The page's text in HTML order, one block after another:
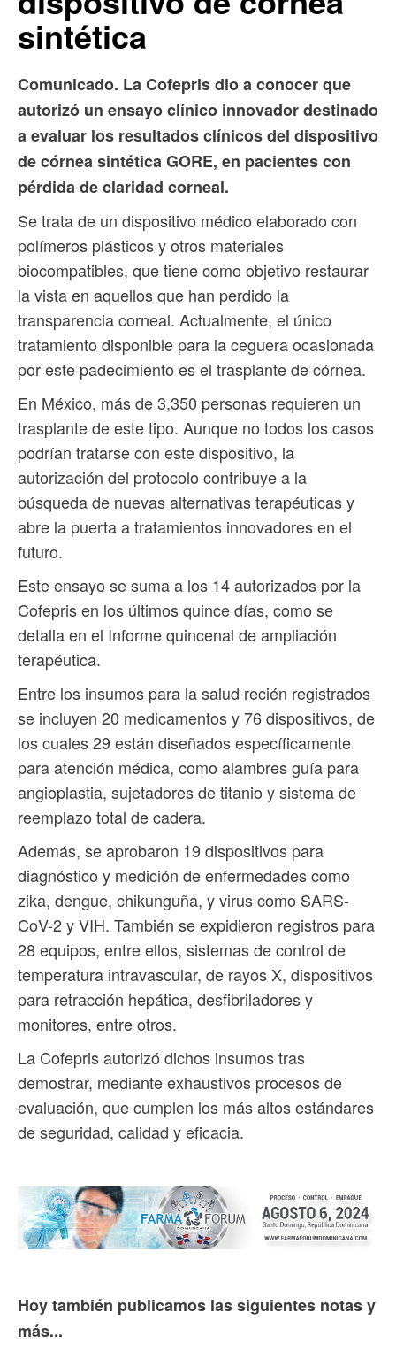
sintética
Comunicado. La Cofepris dio a conocer que
autorizó un ensayo clínico innovador destinado
a evaluar los resultados clínicos del dispositivo
de córnea sintética GORE, en pacientes con
pérdida de claridad corneal.
Se trata de un dispositivo médico elaborado con
polímeros plásticos y otros materiales
biocompatibles, que tiene como objetivo restaurar
la vista en aquellos que han perdido la
transparencia corneal. Actualmente, el único
tratamiento disponible para la ceguera ocasionada
por este padecimiento es el trasplante de córnea.
En México, más de 3,350 personas requieren un
trasplante de este tipo. Aunque no todos los casos
podrían tratarse con este dispositivo, la
autorización del protocolo contribuye a la
búsqueda de nuevas alternativas terapéuticas y
abre la puerta a tratamientos innovadores en el
futuro.
Este ensayo se suma a los 14 autorizados por la
Cofepris en los últimos quince días, como se
detalla en el Informe quincenal de ampliación
terapéutica.
Entre los insumos para la salud recién registrados
se incluyen 20 medicamentos y 76 dispositivos, de
los cuales 29 están diseñados específicamente
para atención médica, como alambres guía para
angioplastia, sujetadores de titanio y sistema de
reemplazo total de cadera.
Además, se aprobaron 19 dispositivos para
diagnóstico y medición de enfermedades como
zika, dengue, chikunguña, y virus como SARS-
CoV-2 y VIH. También se expidieron registros para
28 equipos, entre ellos, sistemas de control de
temperatura intravascular, de rayos X, dispositivos
para retracción hepática, desfibriladores y
monitores, entre otros.
La Cofepris autorizó dichos insumos tras
demostrar, mediante exhaustivos procesos de
evaluación, que cumplen los más altos estándares
de seguridad, calidad y eficacia.
Hoy también publicamos las siguientes notas y
más...